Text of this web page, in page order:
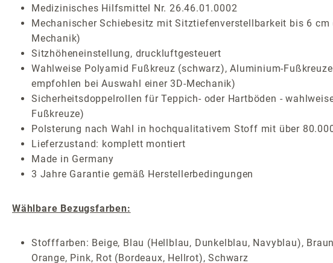
Medizinisches Hilfsmittel Nr. 26.46.01.0002
Mechanischer Schiebesitz mit Sitztiefenverstellbarkeit bis 6 cm
Mechanik)
Sitzhöheneinstellung, druckluftgesteuert
Wahlweise Polyamid Fußkreuz (schwarz), Aluminium-
empfohlen bei Auswahl einer 3D-Mechanik)
Sicherheitsdoppelrollen für Teppich- oder Hartböden -
Fußkreuze)
Polsterung nach Wahl in hochqualitativem Stoff mit über
Lieferzustand: komplett montiert
Made in Germany
3 Jahre Garantie gemäß Herstellerbedingungen
Wählbare Bezugsfarben:
Stofffarben: Beige, Blau (Hellblau, Dunkelblau, Navyblau),
Orange, Pink, Rot (Bordeaux, Hellrot), Schwarz